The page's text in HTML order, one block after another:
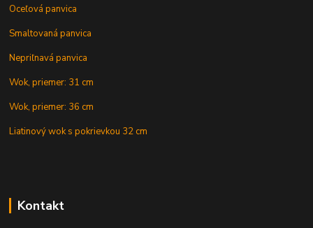
Oceľová panvica
Smaltovaná panvica
Nepriľnavá panvica
Wok, priemer: 31 cm
Wok, priemer: 36 cm
Liatinový wok s pokrievkou 32 cm
Kontakt